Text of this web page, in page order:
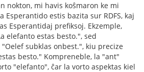
nokton, mi havis koŝmaron ke mi
Esperantido estis bazita sur RDFS, kaj
Esperantidaj prefiksoj. Ekzemple,
elefanto estas besto.", sed
subklas onbest.", kiu precize
besto." Kompreneble, la "ant"
"elefanto", ĉar la vorto aspektas kiel